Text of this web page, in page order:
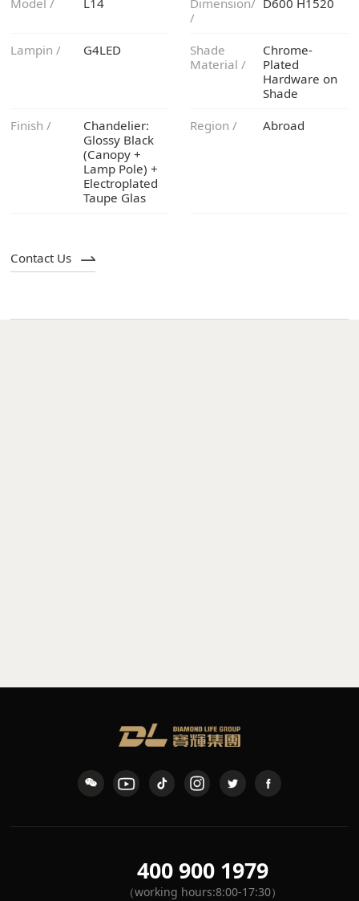
/
Lampin /
G4LED
Material /
Shade
Finish /
Taupe Glas
Region / Abroad
Contact Us
400 900 1979
（working hours:8:00-17:30）